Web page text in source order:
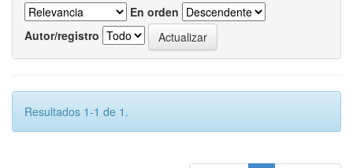
En orden
Autor/registro
Resultados 1-1 de 1.